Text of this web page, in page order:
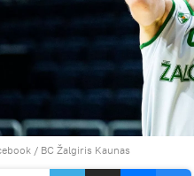
/ BC Žalgiris Kaunas